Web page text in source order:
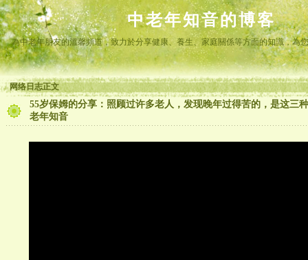
中老年知音的博客
為中老年朋友的溫馨頻道，致力於分享健康、養生、家庭關係等方面的知識，為
网络日志正文
55岁保姆的分享：照顾过许多老人，发现晚年过得苦的，是这三
老年知音